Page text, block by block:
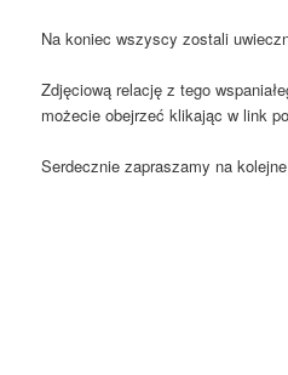
Na koniec wszyscy zostali
Zdjęciową relację z tego
możecie obejrzeć klikając w link
Serdecznie zapraszamy na